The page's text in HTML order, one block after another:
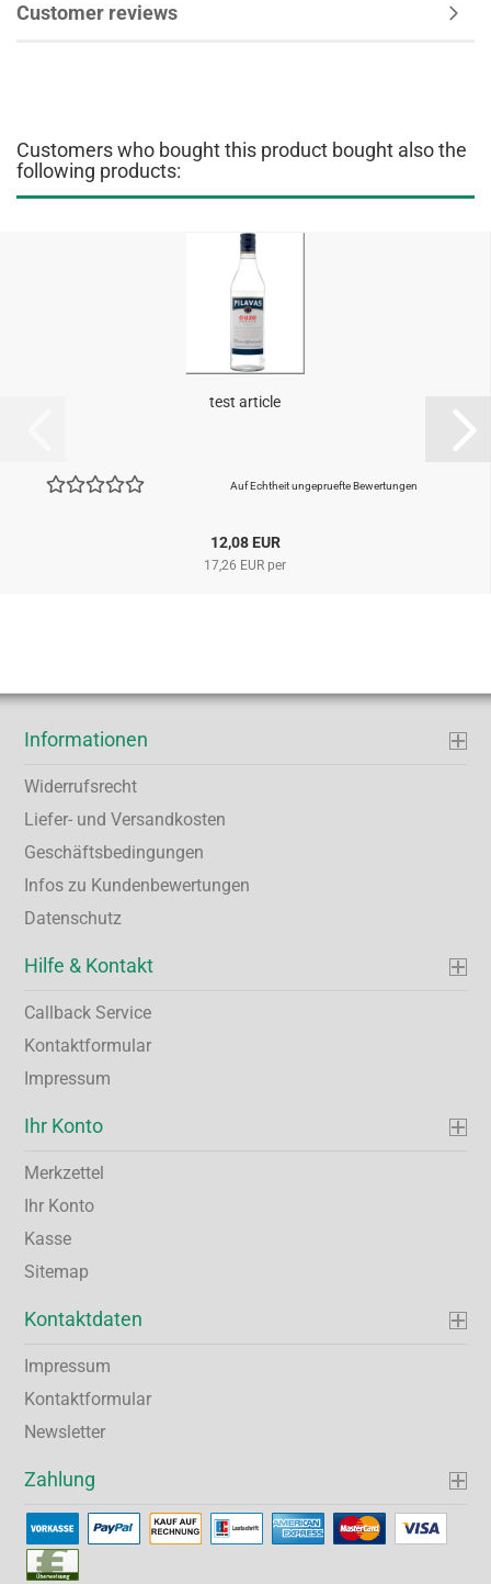
Customer reviews
Customers who bought this product bought also the
following products:
test article
Auf Echtheit ungepruefte Bewertungen
12,08 EUR
17,26 EUR per
Informationen
Widerrufsrecht
Liefer- und Versandkosten
Geschäftsbedingungen
Infos zu Kundenbewertungen
Datenschutz
Hilfe & Kontakt
Callback Service
Kontaktformular
Impressum
Ihr Konto
Merkzettel
Ihr Konto
Kasse
Sitemap
Kontaktdaten
Impressum
Kontaktformular
Newsletter
Zahlung